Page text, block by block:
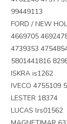
99449113
FORD / NEW
4669705
4739353
5801441816
ISKRA is1262
IVECO 4755109
LESTER 18374
LUCAS lrs01562